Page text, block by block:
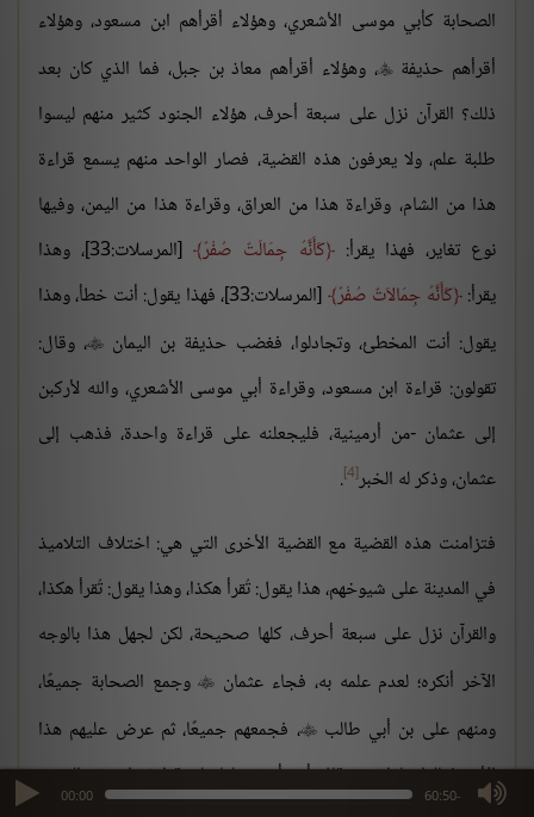
00:00 -60:50
max volume
الصحابة كأبي موسى الأشعري، وهؤلاء أقرأهم ابن مسعود، وهؤلاء
أقرأهم حذيفة، وهؤلاء أقرأهم معاذ بن جبل، فما الذي كان بعد
ذلك؟ القرآن نزل على سبعة أحرف، هؤلاء الجنود كثير منهم ليسوا
طلبة علم، ولا يعرفون هذه القضية، فصار الواحد منهم يسمع قراءة
هذا من الشام، وقراءة هذا من العراق، وقراءة هذا من اليمن، وفيها
نوع تغاير، فهذا يقرأ: كَأَنَّهُ جِمَالَتٌ صُفْرٌ
[المرسلات:33]، وهذا
يقرأ: كَأَنَّهُ جِمَالاَتٌ صُفْرٌ
[المرسلات:33]، فهذا يقول: أنت خطأ، وهذا
يقول: أنت المخطئ، وتجادلوا، فغضب حذيفة بن اليمان ، وقال:
تقولون: قراءة ابن مسعود، وقراءة أبي موسى الأشعري، والله لأركبن
إلى عثمان -من أرمينية، فليجعلنه على قراءة واحدة، فذهب إلى
عثمان، وذكر له الخبر[4]
.
فتزامنت هذه القضية مع القضية الأخرى التي هي: اختلاف التلاميذ
في المدينة على شيوخهم، هذا يقول: تُقرأ هكذا، وهذا يقول: تُقرأ هكذا،
والقرآن نزل على سبعة أحرف، كلها صحيحة، لكن لجهل هذا بالوجه
الآخر أنكره؛ لعدم علمه به، فجاء عثمان وجمع الصحابة جميعًا،
ومنهم على بن أبي طالب، فجمعهم جميعًا، ثم عرض عليهم هذا
الأمر، فقالوا: ماذا ترى؟ قال: أرى أن نجعلها على قراءة واحدة، والسبب